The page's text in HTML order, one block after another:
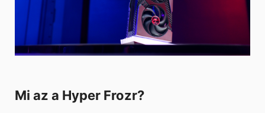
Mi az a Hyper Frozr?